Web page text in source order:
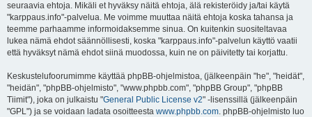
seuraavia ehtoja. Mikäli et hyväksy näitä ehtoja, älä rekisteröidy ja/tai käytä
"karppaus.info"-palvelua. Me voimme muuttaa näitä ehtoja koska tahansa ja
teemme parhaamme informoidaksemme sinua. On kuitenkin suositeltavaa
lukea nämä ehdot säännöllisesti, koska "karppaus.info"-palvelun käyttö vaatii
että hyväksyt nämä ehdot siinä muodossa, kuin ne on päivitetty tai korjattu.
Keskustelufoorumimme käyttää phpBB-ohjelmistoa, (jälkeenpäin "he", "heidät",
"heidän", "phpBB-ohjelmisto", "www.phpbb.com", "phpBB Group", "phpBB
Tiimit"), joka on julkaistu "General Public License v2" -lisenssillä (jälkeenpäin
"GPL") ja se voidaan ladata osoitteesta www.phpbb.com. phpBB-ohjelmisto luo